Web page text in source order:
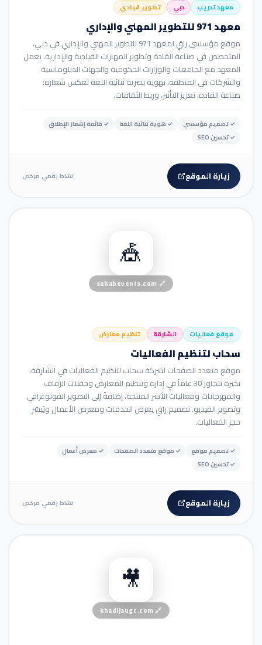
معهد تدريب دبي تطوير قيادي
معهد 971 للتطوير المهني والإداري
موقع مؤسسي راقٍ لمعهد 971 للتطوير المهني والإداري في دبي،
المتخصص في صناعة القادة وتطوير المهارات القيادية والإدارية. يعمل
المعهد مع الجامعات والوزارات الحكومية والجهات الدبلوماسية
والشركات في المنطقة، بهوية بصرية ثنائية اللغة تعكس شعاره:
صناعة القادة، تعزيز التأثير، وربط الثقافات.
✓تصميم مؤسسي ✓ هوية ثنائية اللغة ✓ قائمة إشعار الإطلاق
✓تحسين SEO
زيارة الموقع نشاط رقمي مرخص
🎪
🔗
موقع فعاليات الشارقة تنظيم معارض
سحاب لتنظيم الفعاليات
موقع متعدد الصفحات لشركة سحاب لتنظيم الفعاليات في الشارقة،
بخبرة تتجاوز 30 عاماً في إدارة وتنظيم المعارض وحفلات الزفاف
والمهرجانات وفعاليات الأسر المنتجة، إضافةً إلى التصوير الفوتوغرافي
وتصوير الفيديو. تصميم راقٍ يعرض الخدمات ومعرض الأعمال ويُيسّر
حجز الفعاليات.
✓تصميم موقع ✓ موقع متعدد الصفحات ✓ معرض أعمال
✓تحسين SEO
زيارة الموقع نشاط رقمي مرخص
🎥
🔗
khadijaugc.com